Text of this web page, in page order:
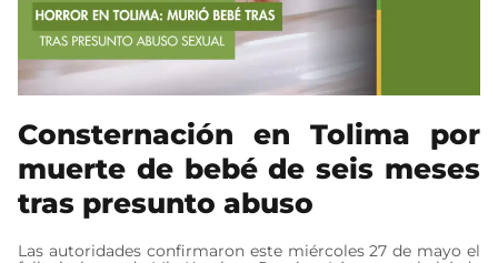
Consternación en Tolima por
muerte de bebé de seis meses
tras presunto abuso
Las autoridades confirmaron este miércoles 27 de mayo el